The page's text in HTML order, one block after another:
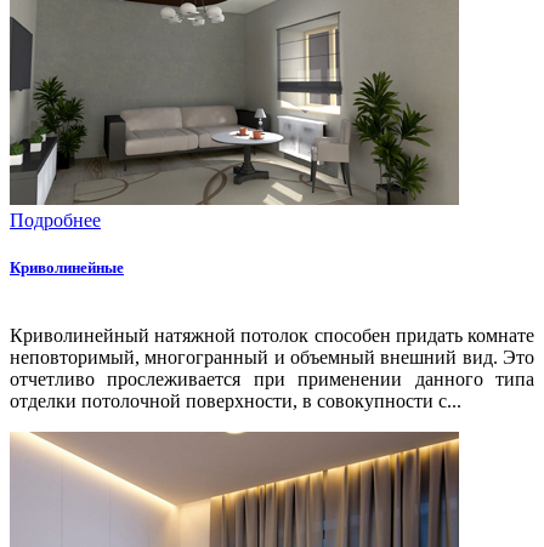
Подробнее
Криволинейные
Криволинейный натяжной потолок способен придать комнате
неповторимый, многогранный и объемный внешний вид. Это
отчетливо прослеживается при применении данного типа
отделки потолочной поверхности, в совокупности с...